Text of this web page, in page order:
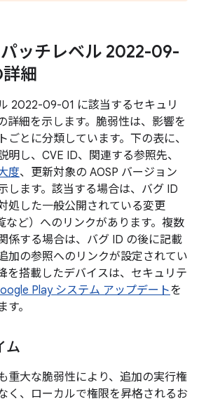
ッチレベル 2022-09-
細
2022-09-01 に該当するセキュリ
詳細を示します。脆弱性は、影響を
ごとに分類しています。下の表に、
明し、CVE ID、関連する参照先、
度、更新対象の AOSP バージョン
します。該当する場合は、バグ ID
処した一般公開されている変更
など）へのリンクがあります。複数
係する場合は、バグ ID の後に記載
加の参照へのリンクが設定されてい
を搭載したデバイスは、セキュリテ
Play システム アップデートを
。
ム
重大な脆弱性により、追加の実行権
く、ローカルで権限を昇格されるお